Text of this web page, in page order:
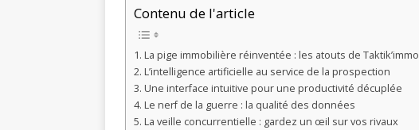
Contenu de l'article
La pige immobilière réinventée : les atouts de Taktik’immo
L’intelligence artificielle au service de la prospection
Une interface intuitive pour une productivité décuplée
Le nerf de la guerre : la qualité des données
La veille concurrentielle : gardez un œil sur vos rivaux